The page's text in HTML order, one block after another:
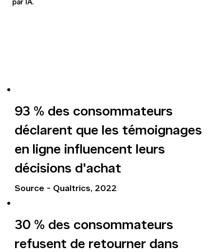
par IA.
93 % des consommateurs
déclarent que les témoignages
en ligne influencent leurs
décisions d'achat
Source - Qualtrics, 2022
30 % des consommateurs
refusent de retourner dans